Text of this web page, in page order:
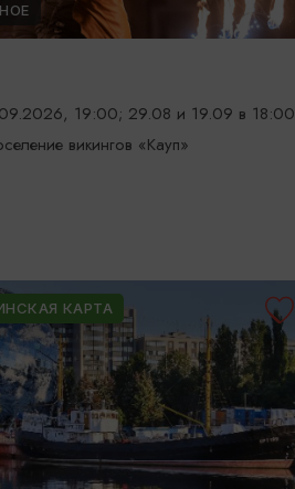
19:00; 29.08 и 19.09 в 18:00
викингов «Кауп»
КАРТА